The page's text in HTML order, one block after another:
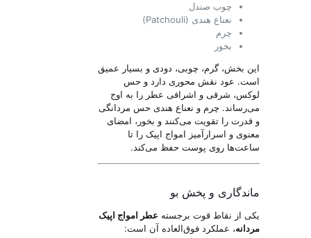
چوب صندل
نعناع هندی (Patchouli)
چرم
بخور
این بخش، گرم، چوبی، دودی و بسیار عمیق
است. عود نقش محوری دارد و حس
لوکس، شرقی و اشرافی عطر را به اوج
می‌رساند. چرم و نعناع هندی حس مردانگی
و قدرت را تقویت می‌کنند و بخور، امضای
معنوی و اسرارآمیز امواج اپیک را تا
ساعت‌ها روی پوست حفظ می‌کند.
ماندگاری و پخش بو
یکی از نقاط قوت برجستهعطر امواج اپیک
مردانه، عملکرد فوق‌العاده آن است: